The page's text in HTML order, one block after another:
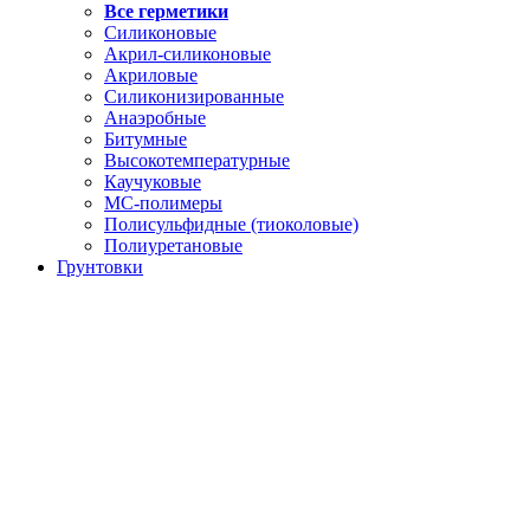
Все герметики
Силиконовые
Акрил-силиконовые
Акриловые
Силиконизированные
Анаэробные
Битумные
Высокотемпературные
Каучуковые
МС-полимеры
Полисульфидные (тиоколовые)
Полиуретановые
Грунтовки